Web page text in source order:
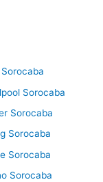
Sorocaba
Sorocaba
Sorocaba
Sorocaba
Sorocaba